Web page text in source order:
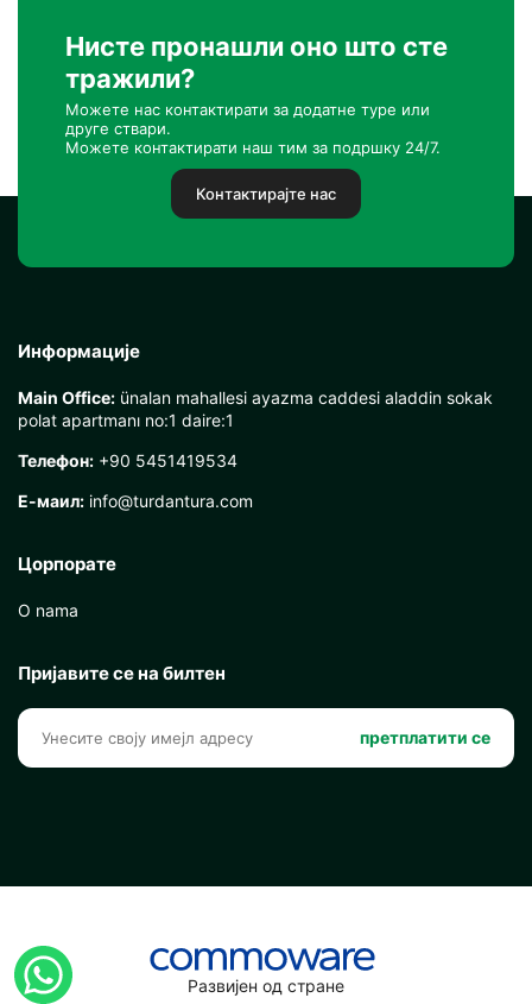
Нисте пронашли оно што сте
тражили?
Можете нас контактирати за додатне туре или
друге ствари.
Можете контактирати наш тим за подршку 24/7.
Контактирајте нас
Информације
Main Office: ünalan mahallesi ayazma caddesi aladdin sokak
polat apartmanı no:1 daire:1
Телефон: +90 5451419534
Е-маил: info@turdantura.com
Цорпорате
O nama
Пријавите се на билтен
претплатити се
Развијен од стране